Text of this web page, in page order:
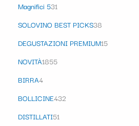
Magnifici 531
SOLOVINO BEST PICKS38
DEGUSTAZIONI PREMIUM15
NOVITÀ1855
BIRRA4
BOLLICINE432
DISTILLATI51